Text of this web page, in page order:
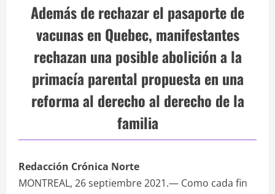
Además de rechazar el pasaporte de
vacunas en Quebec, manifestantes
rechazan una posible abolición a la
primacía parental propuesta en una
reforma al derecho al derecho de la
familia
Redacción Crónica Norte
MONTREAL, 26 septiembre 2021.— Como cada fin